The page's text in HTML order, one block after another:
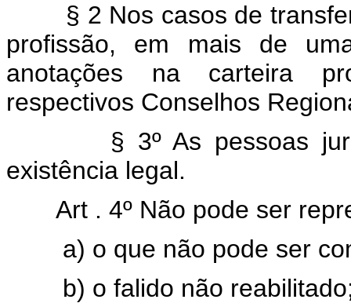
§ 2 Nos casos de
profissão, em mais de
anotações na carteira
respectivos Conselhos
§ 3º As pessoas
existência legal.
Art . 4º Não pode ser
a) o que não pode ser
b) o falido não